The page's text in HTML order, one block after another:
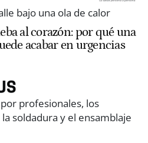
al corazón: por qué una
acabar en urgencias